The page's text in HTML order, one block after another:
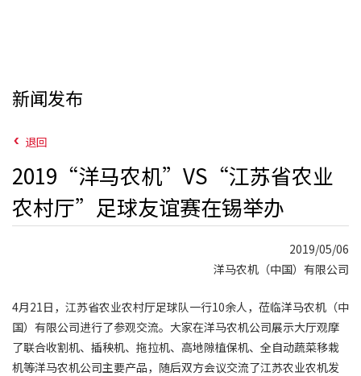
新闻发布
退回
2019“洋马农机”VS“江苏省农业
农村厅”足球友谊赛在锡举办
2019/05/06
洋马农机（中国）有限公司
4月21日，江苏省农业农村厅足球队一行10余人，莅临洋马农机（中
国）有限公司进行了参观交流。大家在洋马农机公司展示大厅观摩
了联合收割机、插秧机、拖拉机、高地隙植保机、全自动蔬菜移栽
机等洋马农机公司主要产品，随后双方会议交流了江苏农业农机发